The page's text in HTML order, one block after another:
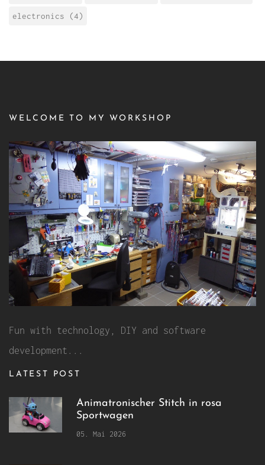
electronics (4)
WELCOME TO MY WORKSHOP
Fun with technology, DIY and software
development...
LATEST POST
Animatronischer Stitch in rosa
Sportwagen
05. Mai 2026